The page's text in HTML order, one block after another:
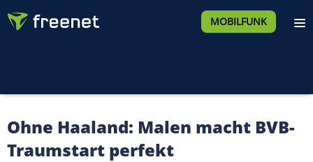
MOBILFUNK
Ohne Haaland: Malen macht BVB-
Traumstart perfekt